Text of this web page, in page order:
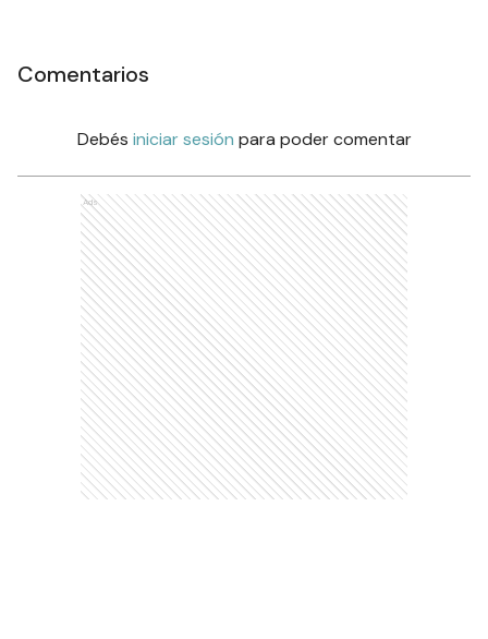
Comentarios
Debés iniciar sesión para poder comentar
Ads